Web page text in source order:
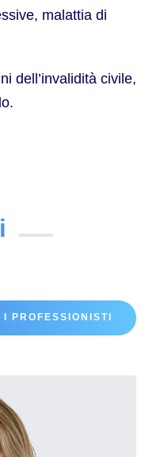
malattia di
dell’invalidità civile,
I PROFESSIONISTI